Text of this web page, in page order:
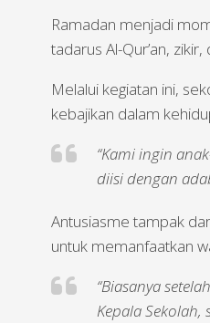
Ramadan menjadi
tadarus Al-Qur’an,
Melalui kegiatan ini,
kebajikan dalam
“Kami ingin
diisi dengan
Antusiasme tampak
untuk memanfaatkan
“Biasanya
Kepala